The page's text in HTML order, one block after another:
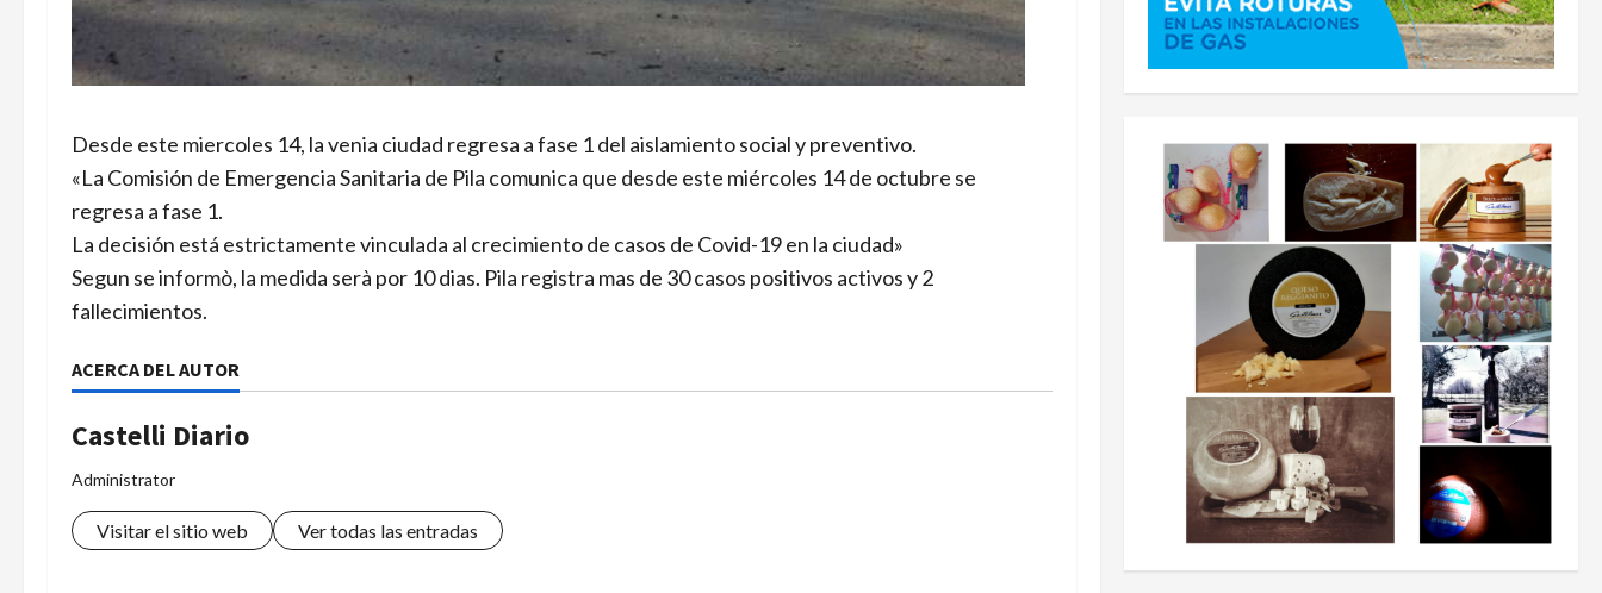
Desde este miercoles 14, la venia ciudad regresa a fase 1 del aislamiento social y preventivo.
«La Comisión de Emergencia Sanitaria de Pila comunica que desde este miércoles 14 de octubre se
regresa a fase 1.
La decisión está estrictamente vinculada al crecimiento de casos de Covid-19 en la ciudad»
Segun se informò, la medida serà por 10 dias. Pila registra mas de 30 casos positivos activos y 2
fallecimientos.
ACERCA DEL AUTOR
Castelli Diario
Administrator
Visitar el sitio web Ver todas las entradas